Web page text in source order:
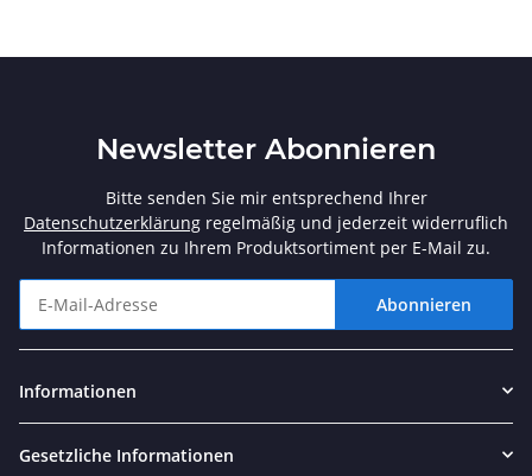
Newsletter Abonnieren
Bitte senden Sie mir entsprechend Ihrer
Datenschutzerklärung regelmäßig und jederzeit widerruflich
Informationen zu Ihrem Produktsortiment per E-Mail zu.
Abonnieren
Informationen
Gesetzliche Informationen